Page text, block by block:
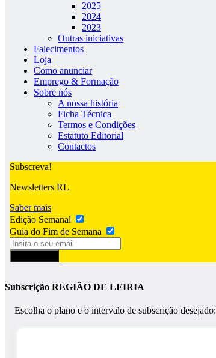
2025
2024
2023
Outras iniciativas
Falecimentos
Loja
Como anunciar
Emprego & Formação
Sobre nós
A nossa história
Ficha Técnica
Termos e Condições
Estatuto Editorial
Contactos
Subscreva!
Newsletters RL
Saber mais
Edição Semanal
Guia do Fim de Semana
Subscrição REGIÃO DE LEIRIA
Escolha o plano e o intervalo de subscrição desejado: